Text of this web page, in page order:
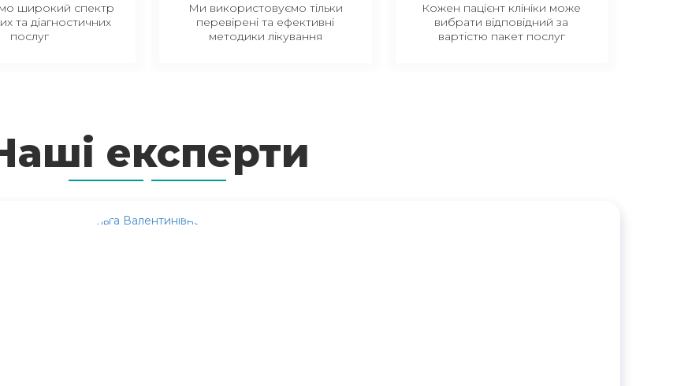
широкий спектр
та діагностичних
послуг
Ми використовуємо тільки
перевірені та ефективні
методики лікування
Кожен пацієнт клініки може
вибрати відповідний за
вартістю пакет послуг
експерти